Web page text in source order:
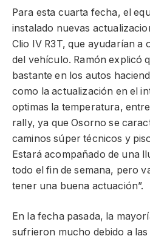
Para esta cuarta fecha, el
instalado nuevas
Clio IV R3T, que ayudarían a
del vehículo. Ramón explicó
bastante en los autos
como la actualización en el
optimas la temperatura,
rally, ya que Osorno se
caminos súper técnicos y
Estará acompañado de una
todo el fin de semana, pero
tener una buena actuación”.
En la fecha pasada, la
sufrieron mucho debido a